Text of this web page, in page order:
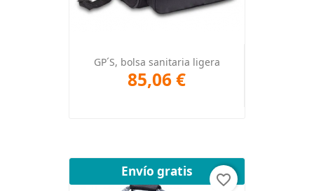
GP´S, bolsa sanitaria ligera
85,06 €
Envío gratis
favorite_border